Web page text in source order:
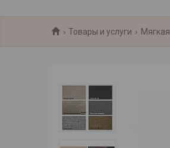
Товары и услуги Мягкая